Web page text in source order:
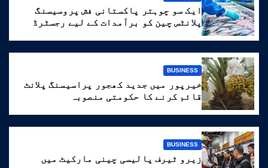
ایک سو چوہتر پاکستانی فش پروسیسنگ
پلانٹس چین کو برآمدات کے لیے رجسٹرڈ
BUSINESS
خیرپور میں جدید کھجور پراسیسنگ پلانٹ
قائم کرنے کا حکومتی منصوبہ
BUSINESS
زیرو ٹیرف پالیسی چینی مارکیٹ میں